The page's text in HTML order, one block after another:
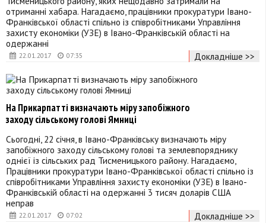
22.01.2017 07:35
отриманні хабара. Нагадаємо, працівники прокуратури Івано-
Франківської області спільно із співробітниками Управління
захисту економіки (УЗЕ) в Івано-Франківській області на
одержанні
Докладніше >>
22.01.2017 07:02
На Прикарпатті визначають міру запобіжного
заходу сільському голові Ямниці
Сьогодні, 22 січня, в Івано-Франківську визначають міру
запобіжного заходу сільському голові та землевпоряднику
однієї із сільських рад Тисменицького району. Нагадаємо,
Працівники прокуратури Івано-Франківської області спільно із
співробітниками Управління захисту економіки (УЗЕ) в Івано-
Франківській області на одержанні 3 тисяч доларів США
неправ
Докладніше >>